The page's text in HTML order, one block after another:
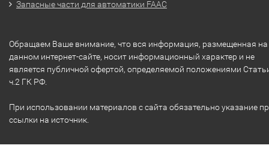
Запасные части для автоматики FAAC
Обращаем Ваше внимание, что вся информация, размещенная на
данном интернет-сайте, носит информационный характер и не
является публичной офертой, определяемой положениями
ч.2 ГК РФ.
При использовании материалов с сайта обязательно указание
ссылки на источник.